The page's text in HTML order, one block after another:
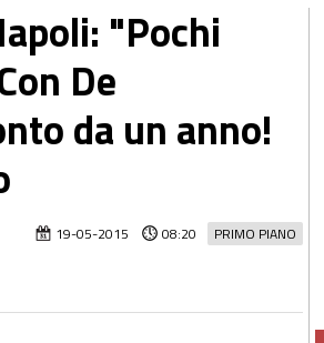
"Pochi
De
da un anno!
PRIMO PIANO
19-05-2015 08:20